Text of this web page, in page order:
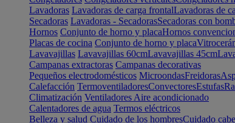
Lavadoras Lavadoras de carga frontalLavadoras de
Secadoras Lavadoras - SecadorasSecadoras con
Hornos Conjunto de horno y placaHornos
Placas de cocina Conjunto de horno y placa
Lavavajillas Lavavajillas 60cmLavavajillas 45cm
Campanas extractoras Campanas decorativas
Pequeños electrodomésticos MicroondasFreidoras
Calefacción TermoventiladoresConvectoresEstufas
Climatización Ventiladores Aire acondicionado
Calentadores de agua Termos eléctricos
Belleza y salud Cuidado de los hombresCuidado